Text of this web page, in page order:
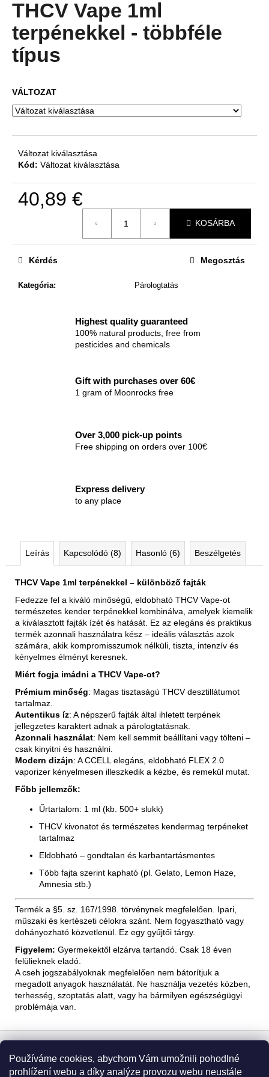
Používáme cookies, abychom Vám umožnili pohodlné
prohlížení webu a díky analýze provozu webu neustále
értékelése
5-
ből
4,8
csillag.
THCV Vape 1ml
terpénekkel - többféle
típus
VÁLTOZAT
Változat kiválasztása
Kód: Változat kiválasztása
40,89 €
KOSÁRBA
Kategória: Párologtatás
Kérdés Megosztás
Highest quality guaranteed
100% natural products, free from
pesticides and chemicals
Gift with purchases over 60€
1 gram of Moonrocks free
Over 3,000 pick-up points
Free shipping on orders over 100€
Express delivery
to any place
Leírás Kapcsolódó (8) Hasonló (6) Beszélgetés
THCV Vape 1ml terpénekkel – különböző fajták
Fedezze fel a kiváló minőségű, eldobható THCV Vape-ot
természetes kender terpénekkel kombinálva, amelyek kiemelik
a kiválasztott fajták ízét és hatását. Ez az elegáns és praktikus
termék azonnali használatra kész – ideális választás azok
számára, akik kompromisszumok nélküli, tiszta, intenzív és
kényelmes élményt keresnek.
Miért fogja imádni a THCV Vape-ot?
Prémium minőség: Magas tisztaságú THCV desztillátumot
tartalmaz.
Autentikus íz: A népszerű fajták által ihletett terpének
jellegzetes karaktert adnak a párologtatásnak.
Azonnali használat: Nem kell semmit beállítani vagy tölteni –
csak kinyitni és használni.
Modern dizájn: A CCELL elegáns, eldobható FLEX 2.0
vaporizer kényelmesen illeszkedik a kézbe, és remekül mutat.
Főbb jellemzők:
Űrtartalom: 1 ml (kb. 500+ slukk)
THCV kivonatot és természetes kendermag terpéneket
tartalmaz
Eldobható – gondtalan és karbantartásmentes
Több fajta szerint kapható (pl. Gelato, Lemon Haze,
Amnesia stb.)
Termék a §5. sz. 167/1998. törvénynek megfelelően. Ipari,
műszaki és kertészeti célokra szánt. Nem fogyasztható vagy
dohányozható közvetlenül. Ez egy gyűjtői tárgy.
Figyelem: Gyermekektől elzárva tartandó. Csak 18 éven
felülieknek eladó.
A cseh jogszabályoknak megfelelően nem bátorítjuk a
megadott anyagok használatát. Ne használja vezetés közben,
terhesség, szoptatás alatt, vagy ha bármilyen egészségügyi
problémája van.
A
j
á
l
j
u
L
Informace pro vás